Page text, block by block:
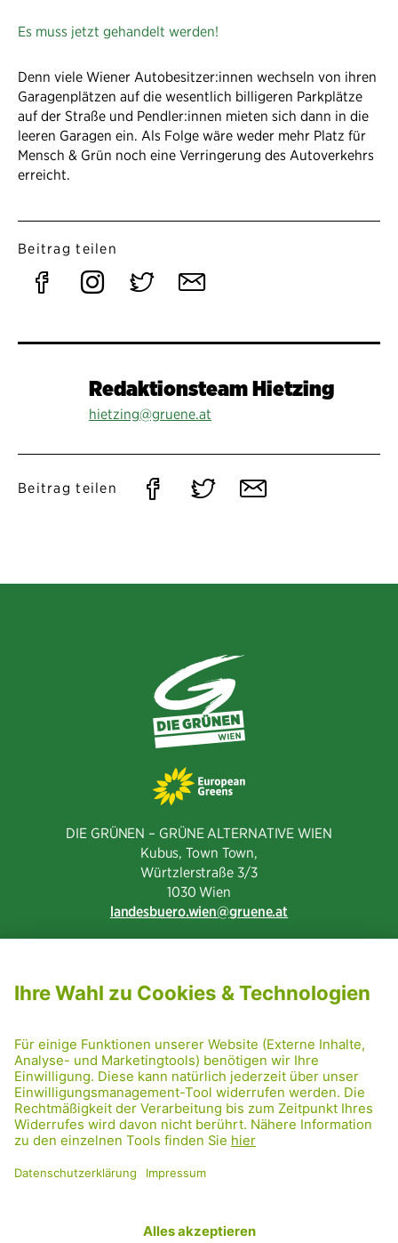
Es muss jetzt gehandelt werden!
Denn viele Wiener Autobesitzer:innen wechseln von ihren
Garagenplätzen auf die wesentlich billigeren Parkplätze
auf der Straße und Pendler:innen mieten sich dann in die
leeren Garagen ein. Als Folge wäre weder mehr Platz für
Mensch & Grün noch eine Verringerung des Autoverkehrs
erreicht.
Beitrag teilen
Auf
Auf
Auf Per
teilen
Redaktionsteam Hietzing
hietzing@gruene.at
Beitrag teilen
Auf Auf Per
DIE GRÜNEN – GRÜNE ALTERNATIVE WIEN
Kubus, Town Town,
Würtzlerstraße 3/3​
1030 Wien
landesbuero.wien
gruene.at
PRESSE
GRÜNE RADRETTUNG
FRIDAY NIGHTSKATING
NETIQUETTE
DATENSCHUTZ
TRANSPARENZ